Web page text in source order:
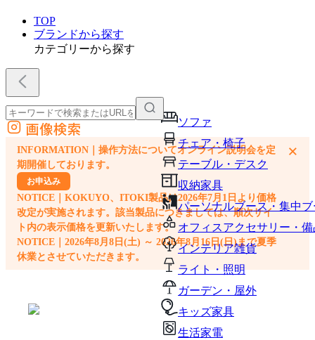
TOP
ブランドから探す
カテゴリーから探す
ソファ
チェア・椅子
テーブル・デスク
収納家具
パーソナルブース・集中
オフィスアクセサリー・備
インテリア雑貨
ライト・照明
ガーデン・屋外
キッズ家具
生活家電
外部サイトの商品をカートに追加
他のサイトで見つけた商品ページのURLを貼り付けて、カートに追加できます
画像検索
INFORMATION｜操作方法についてオンライン説明会を定
期開催しております。
お申込み
NOTICE｜KOKUYO、ITOKI製品は2026年7月1日より価格
改定が実施されます。該当製品につきましては、順次サイ
ト内の表示価格を更新いたします。
NOTICE｜2026年8月8日(土) ～ 2026年8月16日(日)まで夏季
休業とさせていただきます。
×